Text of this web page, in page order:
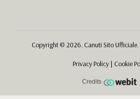
Copyright © 2026. Canuti Sito Ufficiale.
Privacy Policy| Cookie
Credits